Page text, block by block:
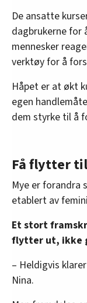
De ansatte
dagbrukerne for
mennesker
verktøy for å
Håpet er at økt
egen
dem styrke til å
Få flytter
Mye er forandra
etablert av
Et stort
flytter ut, ikke
– Heldigvis
Nina.